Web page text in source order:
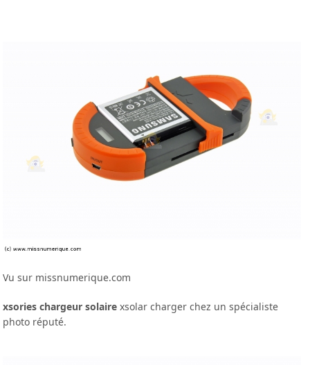
Vu sur missnumerique.com
xsories chargeur solaire xsolar charger chez un spécialiste
photo réputé.